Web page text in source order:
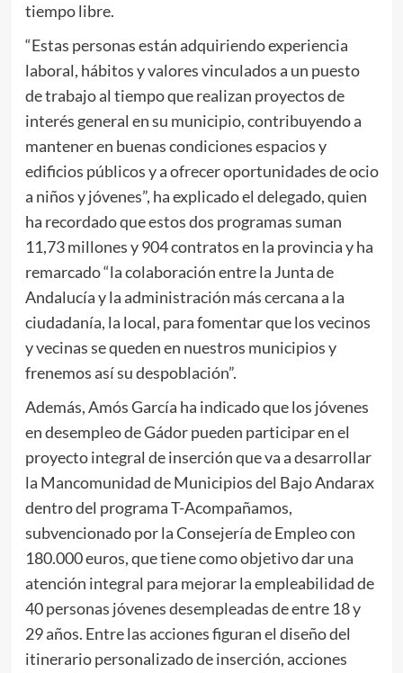
tiempo libre.
“Estas personas están adquiriendo experiencia
laboral, hábitos y valores vinculados a un puesto
de trabajo al tiempo que realizan proyectos de
interés general en su municipio, contribuyendo a
mantener en buenas condiciones espacios y
edificios públicos y a ofrecer oportunidades de ocio
a niños y jóvenes”, ha explicado el delegado, quien
ha recordado que estos dos programas suman
11,73 millones y 904 contratos en la provincia y ha
remarcado “la colaboración entre la Junta de
Andalucía y la administración más cercana a la
ciudadanía, la local, para fomentar que los vecinos
y vecinas se queden en nuestros municipios y
frenemos así su despoblación”.
Además, Amós García ha indicado que los jóvenes
en desempleo de Gádor pueden participar en el
proyecto integral de inserción que va a desarrollar
la Mancomunidad de Municipios del Bajo Andarax
dentro del programa T-Acompañamos,
subvencionado por la Consejería de Empleo con
180.000 euros, que tiene como objetivo dar una
atención integral para mejorar la empleabilidad de
40 personas jóvenes desempleadas de entre 18 y
29 años. Entre las acciones figuran el diseño del
itinerario personalizado de inserción, acciones